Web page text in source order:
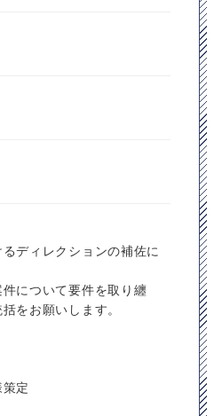
ディレクションの補佐に
について要件を取り纏
をお願いします。
定